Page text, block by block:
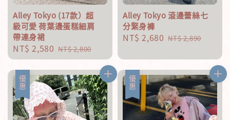
Alley Tokyo (17款）超
級可愛 荷葉邊蛋糕細肩
帶連身裙
Sale
price
NT$ 2,580 Regular
price
NT$ 2,800
Alley Tokyo 滾邊蕾絲七
分緊身褲
Sale
NT$ 2,680 Regular
NT$ 2,890
優惠 優惠